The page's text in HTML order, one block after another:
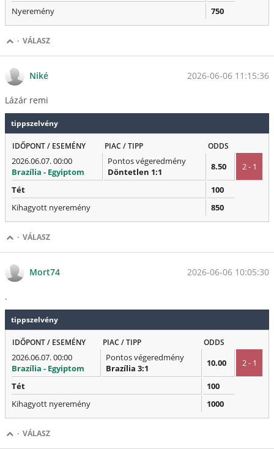
Nyeremény
750
· VÁLASZ
Niké 2026-06-06 11:15:36
Lázár remi
tippszelvény
IDŐPONT / ESEMÉNY PIAC / TIPP ODDS
2026.06.07. 00:00
Brazília - Egyiptom
Pontos végeredmény
Döntetlen 1:1
8.50 2 - 1
Tét
100
Kihagyott nyeremény
850
· VÁLASZ
Mort74 2026-06-06 10:05:30
.
tippszelvény
IDŐPONT / ESEMÉNY PIAC / TIPP ODDS
2026.06.07. 00:00
Brazília - Egyiptom
Pontos végeredmény
Brazília 3:1
10.00 2 - 1
Tét
100
Kihagyott nyeremény
1000
· VÁLASZ